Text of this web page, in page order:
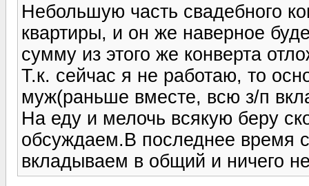
Небольшую часть свадебного
квартиры, и он же наверное
сумму из этого же конверта
Т.к. сейчас я не работаю, то
муж(раньше вместе, всю з/п
На еду и мелочь всякую беру
обсуждаем.В последнее время
вкладываем в общий и ничего